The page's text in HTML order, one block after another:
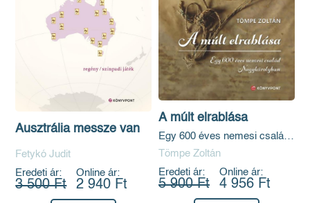
Ausztrália messze van
Fetykó Judit
Eredeti ár:
3 500 Ft
Online ár:
2 940 Ft
A múlt elrablása
Egy 600 éves nemesi család
Nagykárolyban
Tömpe Zoltán
Eredeti ár:
5 900 Ft
Online ár:
4 956 Ft